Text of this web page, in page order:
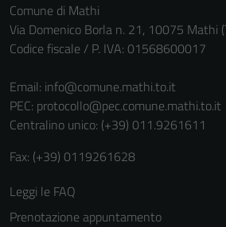
Comune di Mathi
Via Domenico Borla n. 21, 10075 Mathi
Codice fiscale / P. IVA: 01568600017
Email: info@comune.mathi.to.it
PEC: protocollo@pec.comune.mathi.to.it
Centralino unico: (+39) 011.9261611
Fax: (+39) 0119261628
Leggi le FAQ
Prenotazione appuntamento